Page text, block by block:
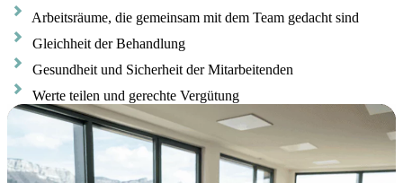
Arbeitsräume, die gemeinsam mit dem Team gedacht sind
Gleichheit der Behandlung
Gesundheit und Sicherheit der Mitarbeitenden
Werte teilen und gerechte Vergütung